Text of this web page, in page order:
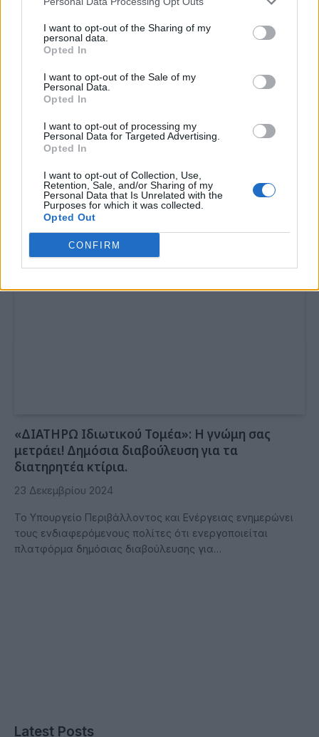
I want to opt-out of the Sharing of my
personal data.
Opted In
I want to opt-out of the Sale of my
Personal Data.
Opted In
I want to opt-out of processing my
Personal Data for Targeted Advertising.
Opted In
I want to opt-out of Collection, Use,
Retention, Sale, and/or Sharing of my
Personal Data that Is Unrelated with the
Purposes for which it was collected.
Opted Out
CONFIRM
Υπουργείο Ενέργειας: Έκτακτη Στήριξη στους
Λογαριασμούς Ρεύματος τον Ιανουάριο
Το Υπουργείο Περιβάλλοντος και Ενέργειας ανακοινώνει,
σήμερα, Τρίτη, 7 Ιανουαρίου 2025, το ύψος της έκτακτης…
«ΔΙΑΤΗΡΩ Ιδιωτικού Τομέα»: Η γνώμη σας
μετράει! Δημόσια διαβούλευση για τα
διατηρητέα κτίρια.
23 Δεκεμβρίου 2024
Το Υπουργείο Περιβάλλοντος και Ενέργειας ενημερώνει
τους ενδιαφερόμενους πολίτες ότι ενεργοποιείται
πλατφόρμα δημόσιας διαβούλευσης για…
Latest Posts